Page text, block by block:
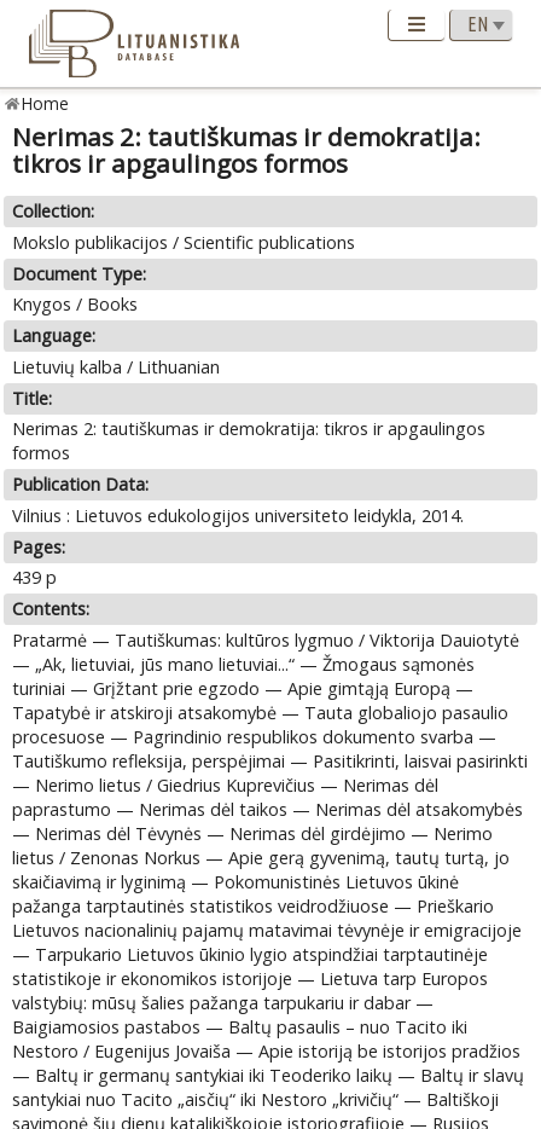
Home
Nerimas 2: tautiškumas ir demokratija:
tikros ir apgaulingos formos
Collection:
Mokslo publikacijos / Scientific publications
Document Type:
Knygos / Books
Language:
Lietuvių kalba / Lithuanian
Title:
Nerimas 2: tautiškumas ir demokratija: tikros ir apgaulingos
formos
Publication Data:
Vilnius : Lietuvos edukologijos universiteto leidykla, 2014.
Pages:
439 p
Contents:
Pratarmė — Tautiškumas: kultūros lygmuo / Viktorija Dauiotytė
— „Ak, lietuviai, jūs mano lietuviai...“ — Žmogaus sąmonės
turiniai — Grįžtant prie egzodo — Apie gimtąją Europą —
Tapatybė ir atskiroji atsakomybė — Tauta globaliojo pasaulio
procesuose — Pagrindinio respublikos dokumento svarba —
Tautiškumo refleksija, perspėjimai — Pasitikrinti, laisvai pasirinkti
— Nerimo lietus / Giedrius Kuprevičius — Nerimas dėl
paprastumo — Nerimas dėl taikos — Nerimas dėl atsakomybės
— Nerimas dėl Tėvynės — Nerimas dėl girdėjimo — Nerimo
lietus / Zenonas Norkus — Apie gerą gyvenimą, tautų turtą, jo
skaičiavimą ir lyginimą — Pokomunistinės Lietuvos ūkinė
pažanga tarptautinės statistikos veidrodžiuose — Prieškario
Lietuvos nacionalinių pajamų matavimai tėvynėje ir emigracijoje
— Tarpukario Lietuvos ūkinio lygio atspindžiai tarptautinėje
statistikoje ir ekonomikos istorijoje — Lietuva tarp Europos
valstybių: mūsų šalies pažanga tarpukariu ir dabar —
Baigiamosios pastabos — Baltų pasaulis – nuo Tacito iki
Nestoro / Eugenijus Jovaiša — Apie istoriją be istorijos pradžios
— Baltų ir germanų santykiai iki Teoderiko laikų — Baltų ir slavų
santykiai nuo Tacito „aisčių“ iki Nestoro „krivičių“ — Baltiškoji
savimonė šių dienų katalikiškojoje istoriografijoje — Rusijos